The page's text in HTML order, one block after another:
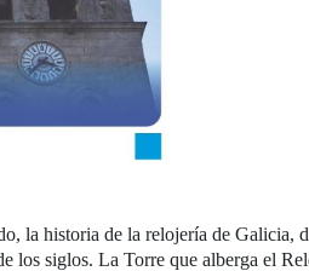
la historia de la relojería de Galicia,
los siglos. La Torre que alberga el